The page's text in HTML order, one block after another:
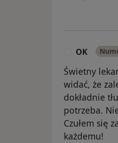
OK
Świetny
widać, że
dokładnie
potrzeba.
Czułem się
każdemu!